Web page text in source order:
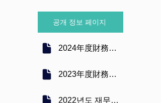
공개 정보 페이지
2024年度財務諸表
2023年度財務諸表
2022년도 재무제표